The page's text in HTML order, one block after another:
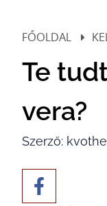
FŐOLDAL
Te
vera?
Szerző: